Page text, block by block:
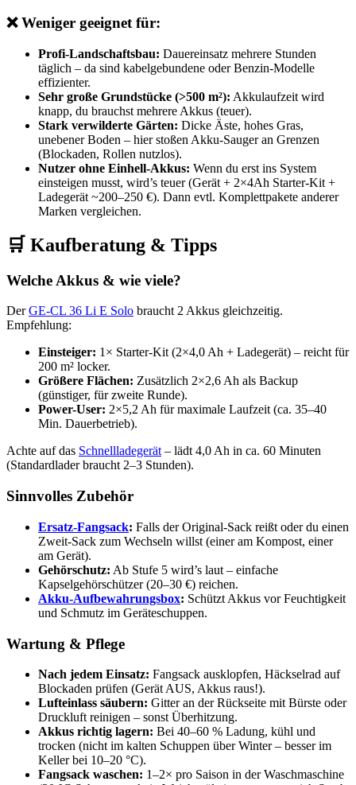
❌ Weniger geeignet für:
Profi-Landschaftsbau: Dauereinsatz mehrere Stunden
täglich – da sind kabelgebundene oder Benzin-Modelle
effizienter.
Sehr große Grundstücke (>500 m²): Akkulaufzeit wird
knapp, du brauchst mehrere Akkus (teuer).
Stark verwilderte Gärten: Dicke Äste, hohes Gras,
unebener Boden – hier stoßen Akku-Sauger an Grenzen
(Blockaden, Rollen nutzlos).
Nutzer ohne Einhell-Akkus: Wenn du erst ins System
einsteigen musst, wird’s teuer (Gerät + 2×4Ah Starter-Kit +
Ladegerät ~200–250 €). Dann evtl. Komplettpakete anderer
Marken vergleichen.
🛒 Kaufberatung & Tipps
Welche Akkus & wie viele?
DerGE-CL 36 Li E Solo braucht 2 Akkus gleichzeitig.
Empfehlung:
Einsteiger: 1× Starter-Kit (2×4,0 Ah + Ladegerät) – reicht für
200 m² locker.
Größere Flächen: Zusätzlich 2×2,6 Ah als Backup
(günstiger, für zweite Runde).
Power-User: 2×5,2 Ah für maximale Laufzeit (ca. 35–40
Min. Dauerbetrieb).
Achte auf das Schnellladegerät– lädt 4,0 Ah in ca. 60 Minuten
(Standardlader braucht 2–3 Stunden).
Sinnvolles Zubehör
Ersatz-Fangsack: Falls der Original-Sack reißt oder du einen
Zweit-Sack zum Wechseln willst (einer am Kompost, einer
am Gerät).
Gehörschutz: Ab Stufe 5 wird’s laut – einfache
Kapselgehörschützer (20–30 €) reichen.
Akku-Aufbewahrungsbox: Schützt Akkus vor Feuchtigkeit
und Schmutz im Geräteschuppen.
Wartung & Pflege
Nach jedem Einsatz: Fangsack ausklopfen, Häckselrad auf
Blockaden prüfen (Gerät AUS, Akkus raus!).
Lufteinlass säubern: Gitter an der Rückseite mit Bürste oder
Druckluft reinigen – sonst Überhitzung.
Akkus richtig lagern: Bei 40–60 % Ladung, kühl und
trocken (nicht im kalten Schuppen über Winter – besser im
Keller bei 10–20 °C).
Fangsack waschen: 1–2× pro Saison in der Waschmaschine